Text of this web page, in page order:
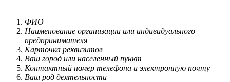
ФИО
Наименование организации или индивидуального
предпринимателя
Карточка реквизитов
Ваш город или населенный пункт
Контактный номер телефона и электронную почту
Ваш род деятельности